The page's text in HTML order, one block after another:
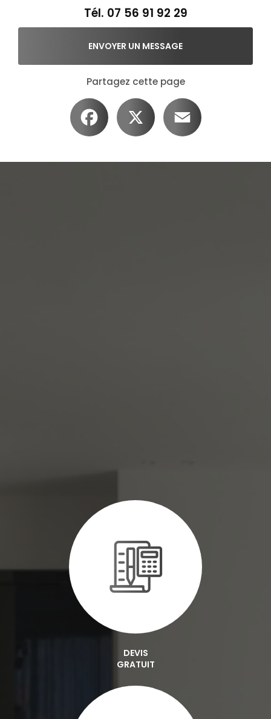
Tél. 07 56 91 92 29
ENVOYER UN MESSAGE
Partagez cette page
Facebook
DEVIS
GRATUIT